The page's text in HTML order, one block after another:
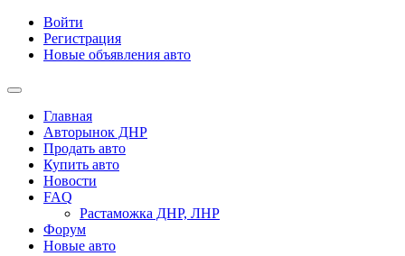
Войти
Регистрация
Новые объявления авто
Главная
Авторынок ДНР
Продать авто
Купить авто
Новости
FAQ
Растаможка ДНР, ЛНР
Форум
Новые авто